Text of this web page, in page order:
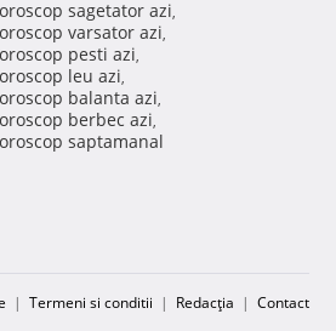
sagetator azi,
varsator azi,
pesti azi,
leu azi,
balanta azi,
berbec azi,
saptamanal
| Termeni si conditii | Redacţia | Contact